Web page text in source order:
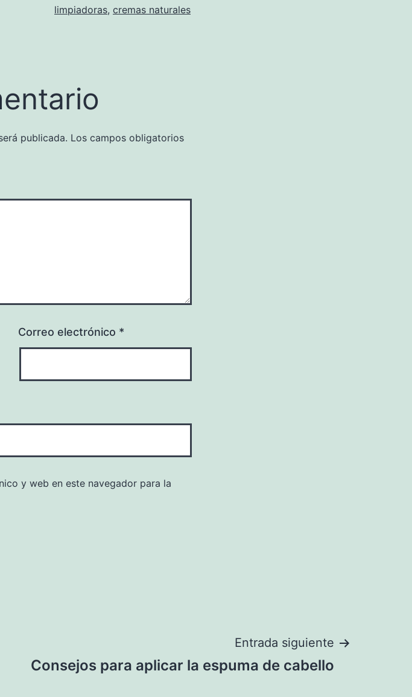
limpiadoras, cremas naturales
publicada. Los campos obligatorios
Correo electrónico *
y web en este navegador para la
Entrada siguiente
Consejos para aplicar la espuma de cabello